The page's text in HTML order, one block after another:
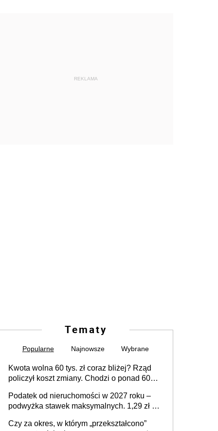
REKLAMA
Tematy
Popularne Najnowsze Wybrane
Kwota wolna 60 tys. zł coraz bliżej? Rząd
policzył koszt zmiany. Chodzi o ponad 60
Podatek od nieruchomości w 2027 roku –
podwyżka stawek maksymalnych. 1,29 zł za
budynków i lokali związanych z
Czy za okres, w którym „przekształcono”